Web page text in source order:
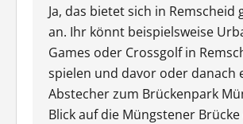
Ja, das bietet sich in Remscheid
an. Ihr könnt beispielsweise
Games oder Crossgolf in
spielen und davor oder danach
Abstecher zum Brückenpark
Blick auf die Müngstener